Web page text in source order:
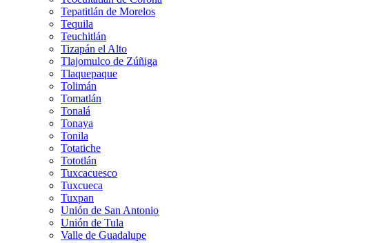
Tepatitlán de Morelos
Tequila
Teuchitlán
Tizapán el Alto
Tlajomulco de Zúñiga
Tlaquepaque
Tolimán
Tomatlán
Tonalá
Tonaya
Tonila
Totatiche
Tototlán
Tuxcacuesco
Tuxcueca
Tuxpan
Unión de San Antonio
Unión de Tula
Valle de Guadalupe